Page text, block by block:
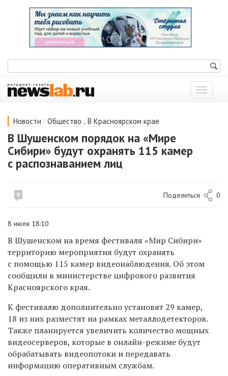
Показать
меню
Новости / Общество , В Красноярском крае
В Шушенском порядок на «Мире
Сибири» будут охранять 115 камер
с распознаванием лиц
9 Поделиться 0
8 июля 18:10
В Шушенском на время фестиваля «Мир Сибири»
территорию мероприятия будут охранять
с помощью 115 камер видеонаблюдения. Об этом
сообщили в министерстве цифрового развития
Красноярского края.
К фестивалю дополнительно установят 29 камер,
18 из них разместят на рамках металлодетекторов.
Также планируется увеличить количество мощных
видеосерверов, которые в онлайн-режиме будут
обрабатывать видеопотоки и передавать
информацию оперативным службам.